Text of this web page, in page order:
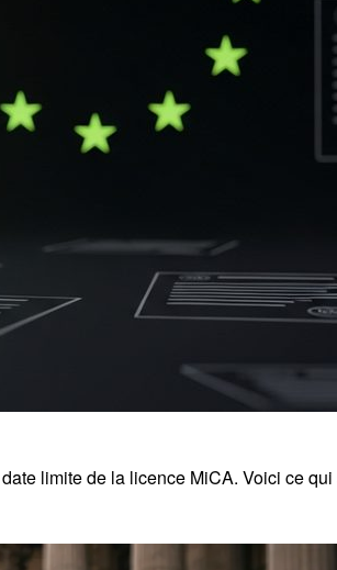
limite de la licence MiCA. Voici ce